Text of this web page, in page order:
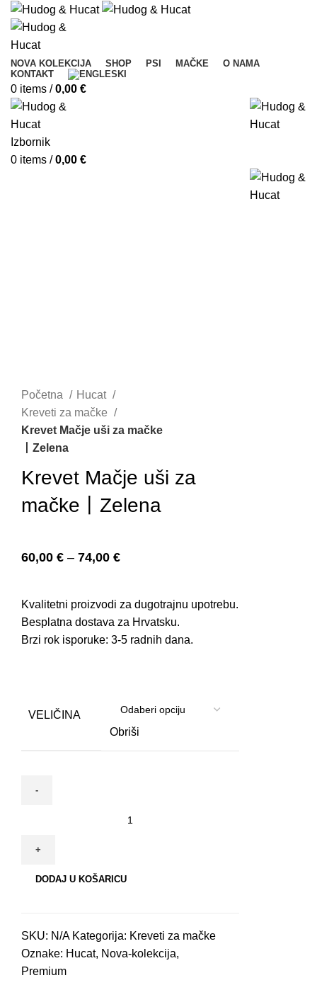
NOVA KOLEKCIJA SHOP PSI MAČKE
O NAMA
KONTAKT
0 items / 0,00 €
Izbornik
0 items / 0,00 €
Početna
Hucat
Kreveti za mačke
Krevet Mačje uši za mačke
丨Zelena
Krevet Mačje uši za
mačke丨Zelena
60,00 € – 74,00 €
Kvalitetni proizvodi za dugotrajnu upotrebu.
Besplatna dostava za Hrvatsku.
Brzi rok isporuke: 3-5 radnih dana.
VELIČINA
Obriši
mačke
količina
DODAJ U KOŠARICU
SKU: N/A Kategorija: Kreveti za mačke
Oznake: Hucat, Nova-kolekcija,
Premium